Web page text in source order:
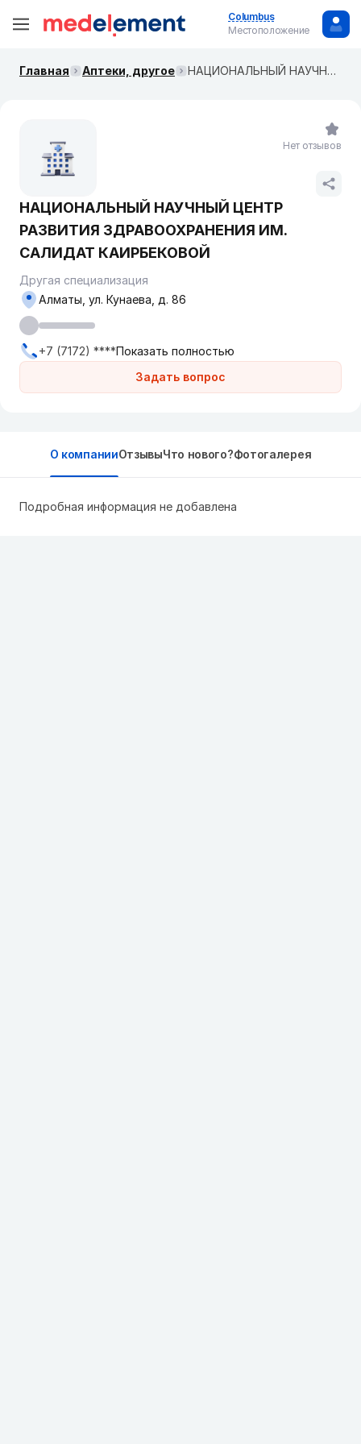
Columbus
Местоположение
Главная Аптеки, другое НАЦИОНАЛЬНЫЙ НАУЧНЫЙ ЦЕНТР РАЗВИТИЯ ЗДРАВООХРАНЕНИЯ ИМ. САЛИДАТ КАИРБЕКОВОЙ
НАЦИОНАЛЬНЫЙ НАУЧНЫЙ ЦЕНТР
РАЗВИТИЯ ЗДРАВООХРАНЕНИЯ ИМ.
САЛИДАТ КАИРБЕКОВОЙ
Другая специализация
Задать вопрос
Алматы, ул. Кунаева, д. 86
+7 (7172) ****Показать полностью
Нет отзывов
О компанииОтзывыЧто нового?Фотогалерея
Подробная информация не добавлена